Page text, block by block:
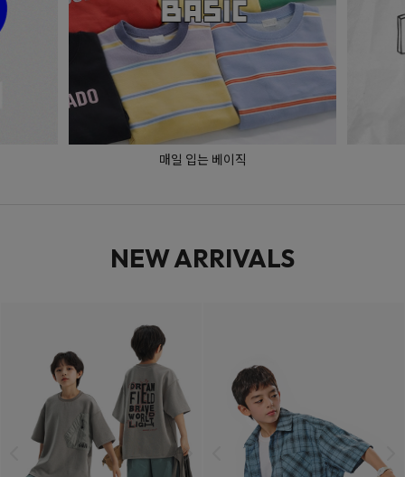
매일 입는 베이직
NEW ARRIVALS